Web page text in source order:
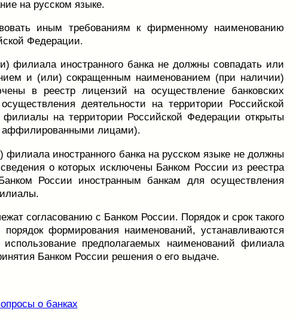
на русском языке.
иным требованиям к фирменному наименованию
Федерации.
филиала иностранного банка не должны совпадать или
и (или) сокращенным наименованием (при наличии)
в реестр лицензий на осуществление банковских
деятельности на территории Российской
на территории Российской Федерации открыты
аффилированными лицами).
иностранного банка на русском языке не должны
о которых исключены Банком России из реестра
России иностранным банкам для осуществления
согласованию с Банком России. Порядок и срок такого
формирования наименований, устанавливаются
предполагаемых наименований филиала
Банком России решения о его выдаче.
о банках